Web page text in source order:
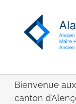
Bienvenue
canton